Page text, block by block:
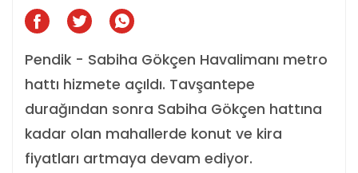
Pendik - Sabiha Gökçen Havalimanı metro
hattı hizmete açıldı. Tavşantepe
durağından sonra Sabiha Gökçen hattına
kadar olan mahallerde konut ve kira
fiyatları artmaya devam ediyor.